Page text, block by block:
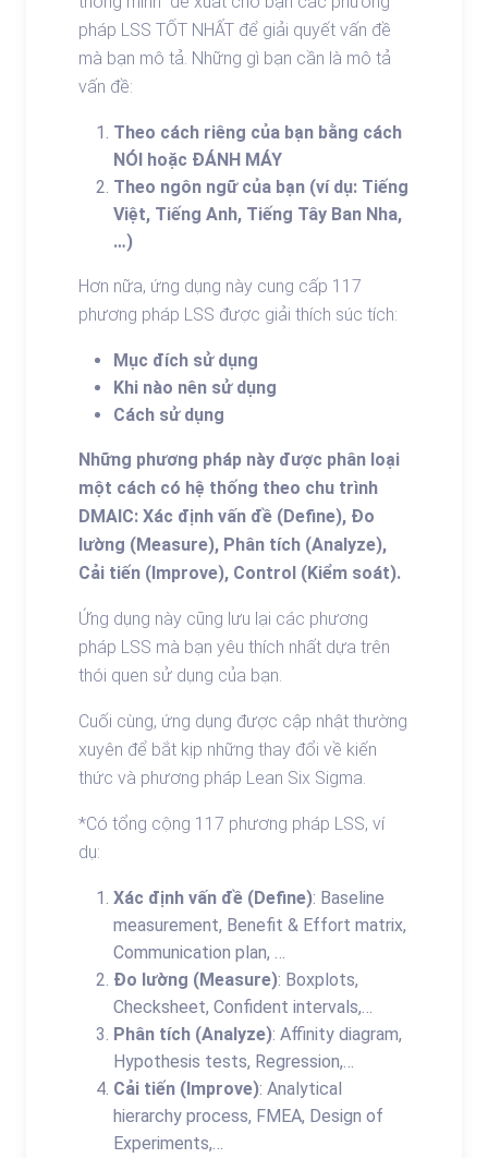
pháp LSS TỐT NHẤT để giải quyết vấn đề
mà bạn mô tả. Những gì bạn cần là mô tả
vấn đề:
Theo cách riêng của bạn bằng cách
NÓI hoặc ĐÁNH MÁY
Theo ngôn ngữ của bạn (ví dụ: Tiếng
Việt, Tiếng Anh, Tiếng Tây Ban Nha,
…)
Hơn nữa, ứng dụng này cung cấp 117
phương pháp LSS được giải thích súc tích:
Mục đích sử dụng
Khi nào nên sử dụng
Cách sử dụng
Những phương pháp này được phân loại
một cách có hệ thống theo chu trình
DMAIC: Xác định vấn đề (Define), Đo
lường (Measure), Phân tích (Analyze),
Cải tiến (Improve), Control (Kiểm soát).
Ứng dụng này cũng lưu lại các phương
pháp LSS mà bạn yêu thích nhất dựa trên
thói quen sử dụng của bạn.
Cuối cùng, ứng dụng được cập nhật thường
xuyên để bắt kịp những thay đổi về kiến
thức và phương pháp Lean Six Sigma.
*Có tổng cộng 117 phương pháp LSS, ví
dụ:
Xác định vấn đề (Define): Baseline
measurement, Benefit & Effort matrix,
Communication plan, …
Đo lường (Measure): Boxplots,
Checksheet, Confident intervals,…
Phân tích (Analyze): Affinity diagram,
Hypothesis tests, Regression,…
Cải tiến (Improve): Analytical
hierarchy process, FMEA, Design of
Experiments,…